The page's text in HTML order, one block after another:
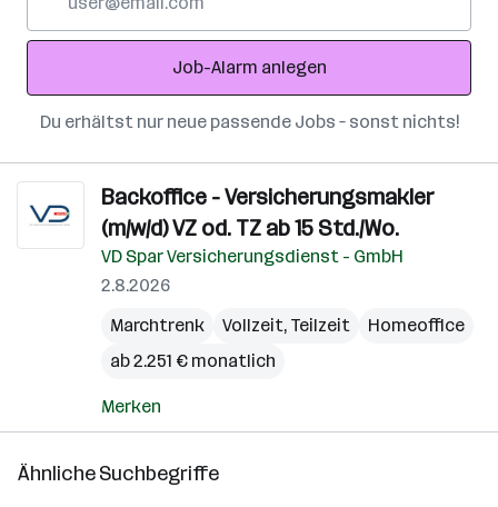
Adresse
Job-Alarm anlegen
Du erhältst nur neue passende Jobs – sonst nichts!
Backoffice - Versicherungsmakler
(m/w/d) VZ od. TZ ab 15 Std./Wo.
VD Spar Versicherungsdienst - GmbH
2.8.2026
Marchtrenk
Vollzeit, Teilzeit
Homeoffice
ab 2.251 € monatlich
Merken
Ähnliche Suchbegriffe